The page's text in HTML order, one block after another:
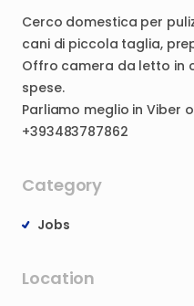
Cerco domestica per
cani di piccola taglia​,​
Offro camera da letto in
spese.
Parliamo meglio in Viber o
+393483787862
Category
Jobs
Location